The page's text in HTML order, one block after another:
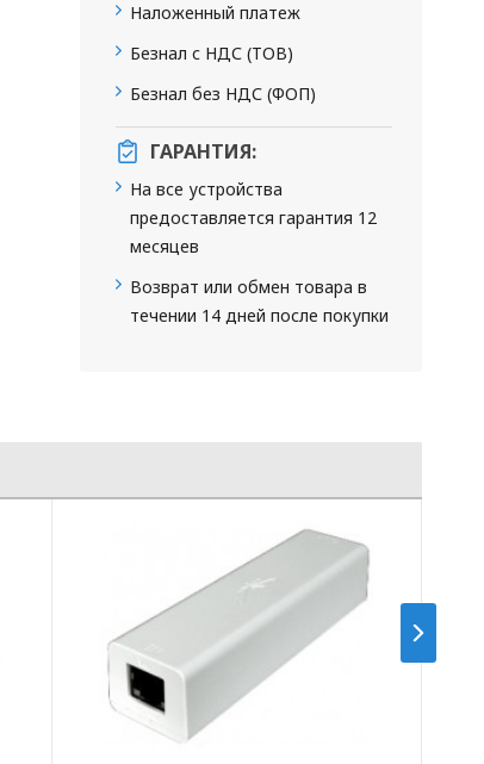
Наложенный платеж
Безнал с НДС (ТОВ)
Безнал без НДС (ФОП)
ГАРАНТИЯ:
На все устройства
предоставляется гарантия 12
месяцев
Возврат или обмен товара в
течении 14 дней после покупки